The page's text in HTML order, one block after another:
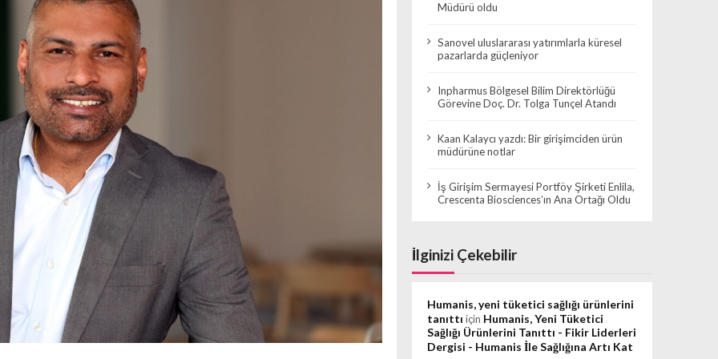
Müdürü oldu
Sanovel uluslararası yatırımlarla küresel
pazarlarda güçleniyor
Inpharmus Bölgesel Bilim Direktörlüğü
Görevine Doç. Dr. Tolga Tunçel Atandı
Kaan Kalaycı yazdı: Bir girişimciden ürün
müdürüne notlar
İş Girişim Sermayesi Portföy Şirketi Enlila,
Crescenta Biosciences’ın Ana Ortağı Oldu
İlginizi Çekebilir
Humanis, yeni tüketici sağlığı ürünlerini
tanıttı için Humanis, Yeni Tüketici
Sağlığı Ürünlerini Tanıttı - Fikir Liderleri
Dergisi - Humanis İle Sağlığına Artı Kat